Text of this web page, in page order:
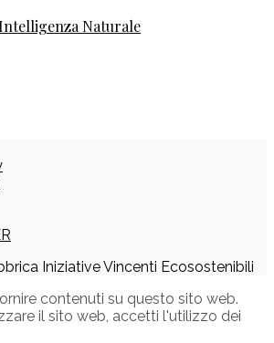
Naturale
Iniziative Vincenti Ecosostenibili
contenuti su questo sito web.
il sito web, accetti l'utilizzo dei